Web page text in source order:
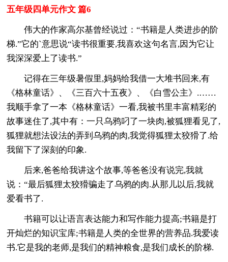
五年级四单元作文 篇6
伟大的作家高尔基曾经说过：“书籍是人类进步的阶
梯.”它的`意思说“读书很重要,我喜欢这句名言,因为它让
我深深爱上了读书.”
记得在三年级暑假里,妈妈给我借一大堆书回来,有
《格林童话》、《三百六十五夜》、《白雪公主》.……
我顺手拿了一本《格林童话》一看,我被书里丰富精彩的
故事迷住了,其中有：一只乌鸦叼了一块肉,被狐狸看见了,
狐狸就想法设法的弄到乌鸦的肉,我觉得狐狸太狡猾了.给
我留下了深刻的印象.
后来,爸爸给我讲这个故事,等爸爸没有说完,我就
说：“最后狐狸太狡猾骗走了乌鸦的肉.从那儿以后,我就
爱看书了.
书籍可以让语言表达能力和写作能力提高;书籍是打
开灿烂的知识宝库;书籍是人类的全世界的营养品.我爱读
书.它是我的老师,是我们的精神粮食,是我们成长的阶梯.